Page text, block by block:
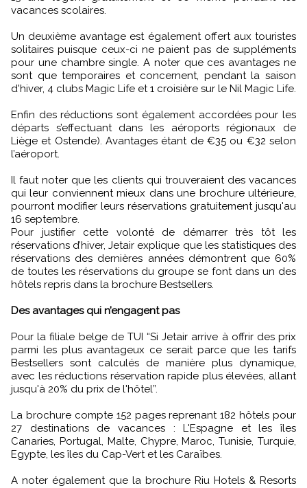
vacances scolaires.
Un deuxième avantage est également offert aux touristes
solitaires puisque ceux-ci ne paient pas de suppléments
pour une chambre single. A noter que ces avantages ne
sont que temporaires et concernent, pendant la saison
d'hiver, 4 clubs Magic Life et 1 croisière sur le Nil Magic Life.
Enfin des réductions sont également accordées pour les
départs s’effectuant dans les aéroports régionaux de
Liège et Ostende). Avantages étant de €35 ou €32 selon
l’aéroport.
Il faut noter que les clients qui trouveraient des vacances
qui leur conviennent mieux dans une brochure ultérieure,
pourront modifier leurs réservations gratuitement jusqu'au
16 septembre.
Pour justifier cette volonté de démarrer très tôt les
réservations d’hiver, Jetair explique que les statistiques des
réservations des dernières années démontrent que 60%
de toutes les réservations du groupe se font dans un des
hôtels repris dans la brochure Bestsellers.
Des avantages qui n’engagent pas
Pour la filiale belge de TUI “Si Jetair arrive à offrir des prix
parmi les plus avantageux ce serait parce que les tarifs
Bestsellers sont calculés de manière plus dynamique,
avec les réductions réservation rapide plus élevées, allant
jusqu'à 20% du prix de l'hôtel”.
La brochure compte 152 pages reprenant 182 hôtels pour
27 destinations de vacances : L'Espagne et les îles
Canaries, Portugal, Malte, Chypre, Maroc, Tunisie, Turquie,
Egypte, les îles du Cap-Vert et les Caraïbes.
A noter également que la brochure Riu Hotels & Resorts